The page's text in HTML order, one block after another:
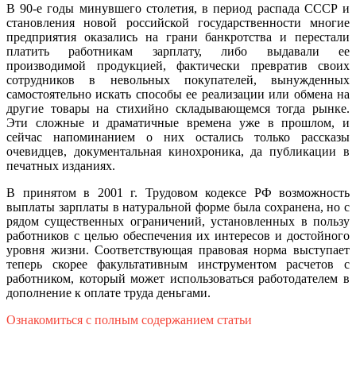
В 90-е годы минувшего столетия, в период распада СССР и
становления новой российской государственности многие
предприятия оказались на грани банкротства и перестали
платить работникам зарплату, либо выдавали ее
производимой продукцией, фактически превратив своих
сотрудников в невольных покупателей, вынужденных
самостоятельно искать способы ее реализации или обмена на
другие товары на стихийно складывающемся тогда рынке.
Эти сложные и драматичные времена уже в прошлом, и
сейчас напоминанием о них остались только рассказы
очевидцев, документальная кинохроника, да публикации в
печатных изданиях.
В принятом в 2001 г. Трудовом кодексе РФ возможность
выплаты зарплаты в натуральной форме была сохранена, но с
рядом существенных ограничений, установленных в пользу
работников с целью обеспечения их интересов и достойного
уровня жизни. Соответствующая правовая норма выступает
теперь скорее факультативным инструментом расчетов с
работником, который может использоваться работодателем в
дополнение к оплате труда деньгами.
Ознакомиться с полным содержанием статьи